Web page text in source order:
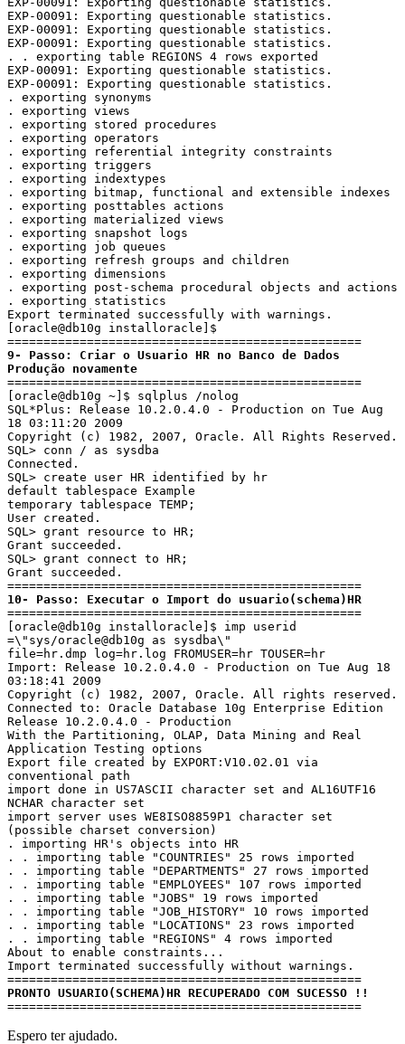
EXP-00091: Exporting questionable statistics.
EXP-00091: Exporting questionable statistics.
EXP-00091: Exporting questionable statistics.
. . exporting table REGIONS 4 rows exported
EXP-00091: Exporting questionable statistics.
EXP-00091: Exporting questionable statistics.
. exporting synonyms
. exporting views
. exporting stored procedures
. exporting operators
. exporting referential integrity constraints
. exporting triggers
. exporting indextypes
. exporting bitmap, functional and extensible indexes
. exporting posttables actions
. exporting materialized views
. exporting snapshot logs
. exporting job queues
. exporting refresh groups and children
. exporting dimensions
. exporting post-schema procedural objects and actions
. exporting statistics
Export terminated successfully with warnings.
[oracle@db10g installoracle]$
9- Passo: Criar o Usuario HR no Banco de Dados
Produção novamente
=================================================
[oracle@db10g ~]$ sqlplus /nolog
SQL*Plus: Release 10.2.0.4.0 - Production on Tue Aug
18 03:11:20 2009
Copyright (c) 1982, 2007, Oracle. All Rights Reserved.
SQL> conn / as sysdba
Connected.
SQL> create user HR identified by hr
default tablespace Example
temporary tablespace TEMP;
User created.
SQL> grant resource to HR;
Grant succeeded.
SQL> grant connect to HR;
Grant succeeded.
10- Passo: Executar o Import do usuario(schema)HR
=================================================
[oracle@db10g installoracle]$ imp userid
=\"sys/oracle@db10g as sysdba\"
file=hr.dmp log=hr.log FROMUSER=hr TOUSER=hr
Import: Release 10.2.0.4.0 - Production on Tue Aug 18
03:18:41 2009
Copyright (c) 1982, 2007, Oracle. All rights reserved.
Connected to: Oracle Database 10g Enterprise Edition
Release 10.2.0.4.0 - Production
With the Partitioning, OLAP, Data Mining and Real
Application Testing options
Export file created by EXPORT:V10.02.01 via
conventional path
import done in US7ASCII character set and AL16UTF16
NCHAR character set
import server uses WE8ISO8859P1 character set
(possible charset conversion)
. importing HR's objects into HR
. . importing table "COUNTRIES" 25 rows imported
. . importing table "DEPARTMENTS" 27 rows imported
. . importing table "EMPLOYEES" 107 rows imported
. . importing table "JOBS" 19 rows imported
. . importing table "JOB_HISTORY" 10 rows imported
. . importing table "LOCATIONS" 23 rows imported
. . importing table "REGIONS" 4 rows imported
About to enable constraints...
Import terminated successfully without warnings.
PRONTO USUARIO(SCHEMA)HR RECUPERADO COM SUCESSO !!
=================================================
Espero ter ajudado.